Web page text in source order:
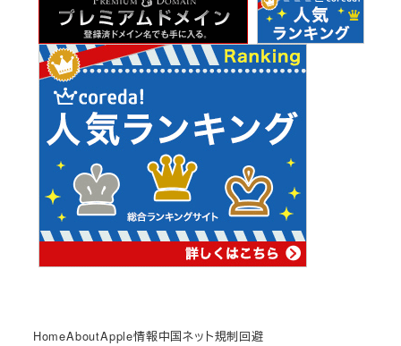
HomeAboutApple情報中国ネット規制回避